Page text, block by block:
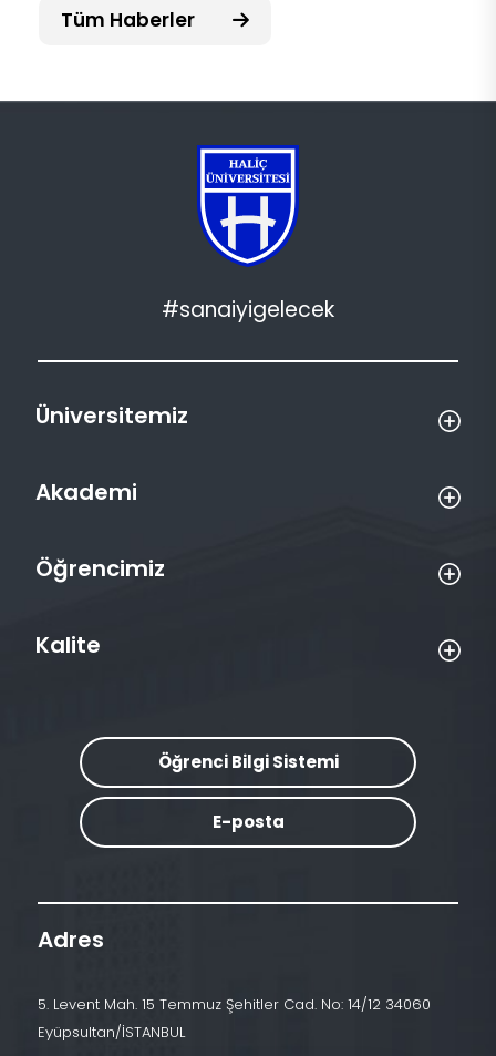
Tüm Haberler
#sanaiyigelecek
Üniversitemiz
Akademi
Öğrencimiz
Kalite
Öğrenci Bilgi Sistemi
E-posta
Adres
5. Levent Mah. 15 Temmuz Şehitler Cad. No: 14/12 34060
Eyüpsultan/İSTANBUL